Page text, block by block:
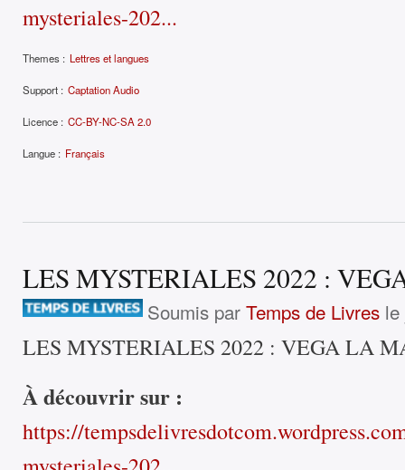
mysteriales-202...
Themes : Lettres et langues
Support : Captation Audio
Licence : CC-BY-NC-SA 2.0
Langue : Français
LES MYSTERIALES 2022 :
Soumis parTemps de Livres
LES MYSTERIALES 2022 : VEGA LA
À découvrir sur :
https://